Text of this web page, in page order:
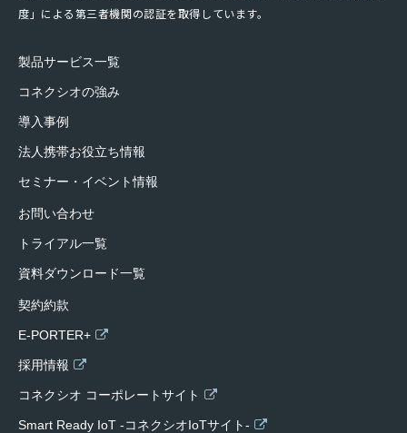
度」による第三者機関の認証を取得しています。
製品サービス一覧
コネクシオの強み
導入事例
法人携帯お役立ち情報
セミナー・イベント情報
お問い合わせ
トライアル一覧
資料ダウンロード一覧
契約約款
E-PORTER+
採用情報
コネクシオ コーポレートサイト
Smart Ready IoT -コネクシオIoTサイト-